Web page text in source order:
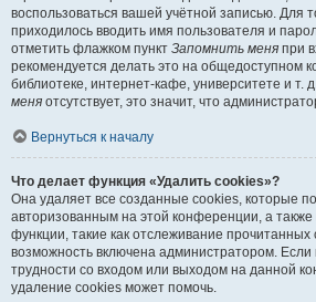
воспользоваться вашей учётной записью. Для
приходилось вводить имя пользователя и
отметить флажком пункт Запомнить меня при
рекомендуется делать это на общедоступном
библиотеке, интернет-кафе, университете и т.
меня отсутствует, это значит, что
Вернуться к началу
Что делает функция «Удалить cookies»?
Она удаляет все созданные cookies, которые
авторизованным на этой конференции, а
функции, такие как отслеживание
возможность включена администратором.
трудности со входом или выходом на данной
удаление cookies может помочь.